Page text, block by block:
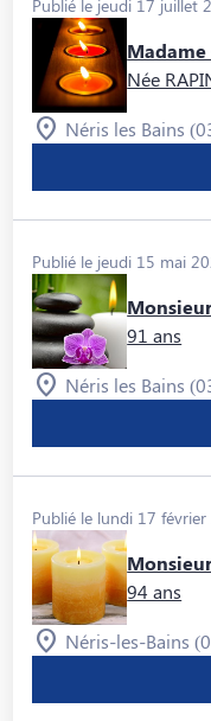
Publié le jeudi 17 juillet
Madame
Née
Néris les Bains
Publié le jeudi 15 mai
91 ans
Néris les Bains
Publié le lundi 17
94 ans
Néris-les-Bains